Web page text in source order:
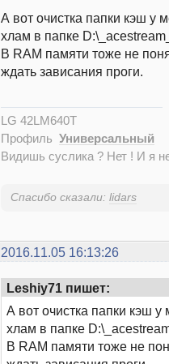
А вот очистка папки кэш у
хлам в папке
В RAM памяти тоже не
ждать зависания проги.
LG 42LM640T
Профиль Универсальный
Видишь суслика ? Нет ! И я
Спасибо сказали: lidars
2016.11.05 16:13:26
Leshiy71 пишет:
А вот очистка папки кэш
хлам в папке
В RAM памяти тоже не